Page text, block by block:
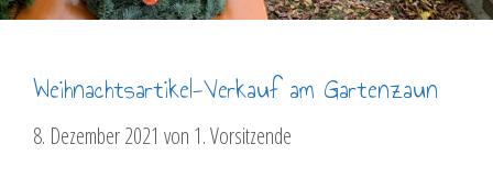
Weihnachtsartikel-Verkauf am Gartenzaun
8. Dezember 2021 von 1. Vorsitzende